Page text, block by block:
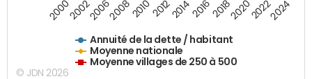
Annuité de la dette / habitant
Moyenne nationale
Moyenne villages de 250 à 500
200020022006200820102012201420162018202020222024
© JDN 2026